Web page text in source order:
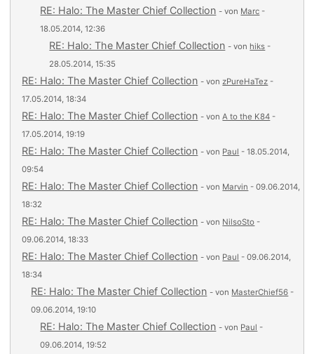
RE: Halo: The Master Chief Collection - von Marc -
18.05.2014, 12:36
RE: Halo: The Master Chief Collection - von hiks -
28.05.2014, 15:35
RE: Halo: The Master Chief Collection - vonzPureHaTez -
17.05.2014, 18:34
RE: Halo: The Master Chief Collection - vonA to the K84 -
17.05.2014, 19:19
RE: Halo: The Master Chief Collection - von Paul - 18.05.2014,
09:54
RE: Halo: The Master Chief Collection - von Marvin - 09.06.2014,
18:32
RE: Halo: The Master Chief Collection - von NilsoSto -
09.06.2014, 18:33
RE: Halo: The Master Chief Collection - von Paul - 09.06.2014,
18:34
RE: Halo: The Master Chief Collection - von MasterChief56 -
09.06.2014, 19:10
RE: Halo: The Master Chief Collection - von Paul -
09.06.2014, 19:52